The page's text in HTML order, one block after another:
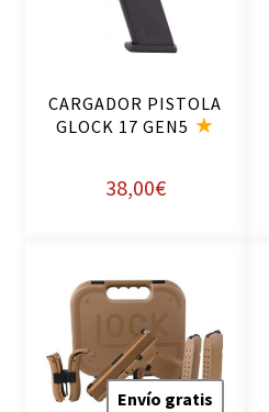
CARGADOR PISTOLA
GLOCK 17 GEN5
38,00€
to
Envío gratis